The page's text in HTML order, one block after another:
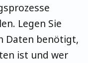
Legen Sie
Daten benötigt,
ist und wer